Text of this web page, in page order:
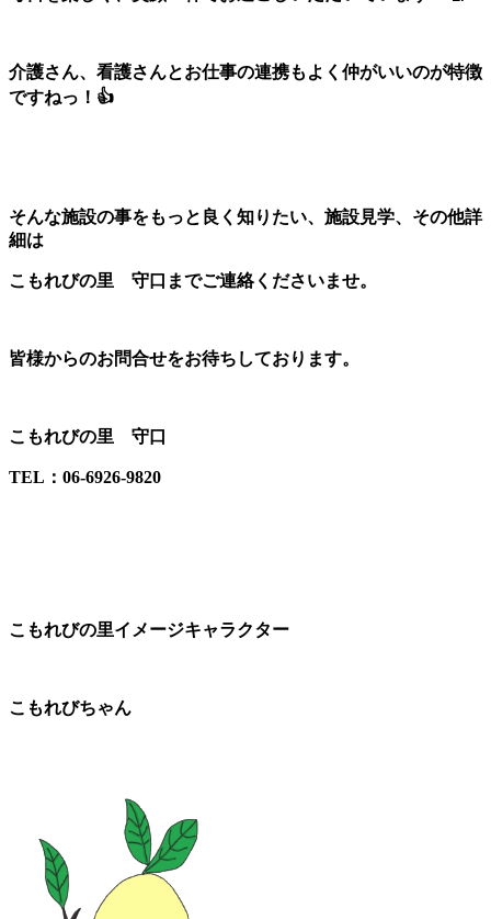
介護さん、看護さんとお仕事の連携もよく仲がいいのが特徴
ですねっ！👍
そんな施設の事をもっと良く知りたい、施設見学、その他詳
細は
こもれびの里 守口までご連絡くださいませ。
皆様からのお問合せをお待ちしております。
こもれびの里 守口
TEL：06-6926-9820
こもれびの里イメージキャラクター
こもれびちゃん